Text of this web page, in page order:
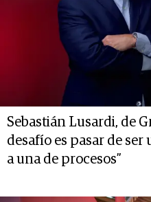
Sebastián Lusardi, de
desafío es pasar de
a una de procesos”